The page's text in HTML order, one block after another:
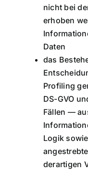
nicht bei
erhoben
Daten
das
Profiling
DS-GVO
Fällen —
Logik
derartigen